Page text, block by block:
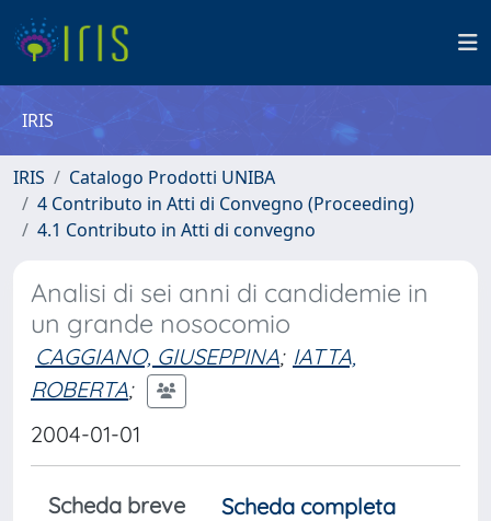
IRIS
IRIS
Catalogo Prodotti UNIBA
4 Contributo in Atti di Convegno (Proceeding)
4.1 Contributo in Atti di convegno
Analisi di sei anni di candidemie in
un grande nosocomio
CAGGIANO, GIUSEPPINA; IATTA,
ROBERTA;
2004-01-01
Scheda breve
Scheda completa